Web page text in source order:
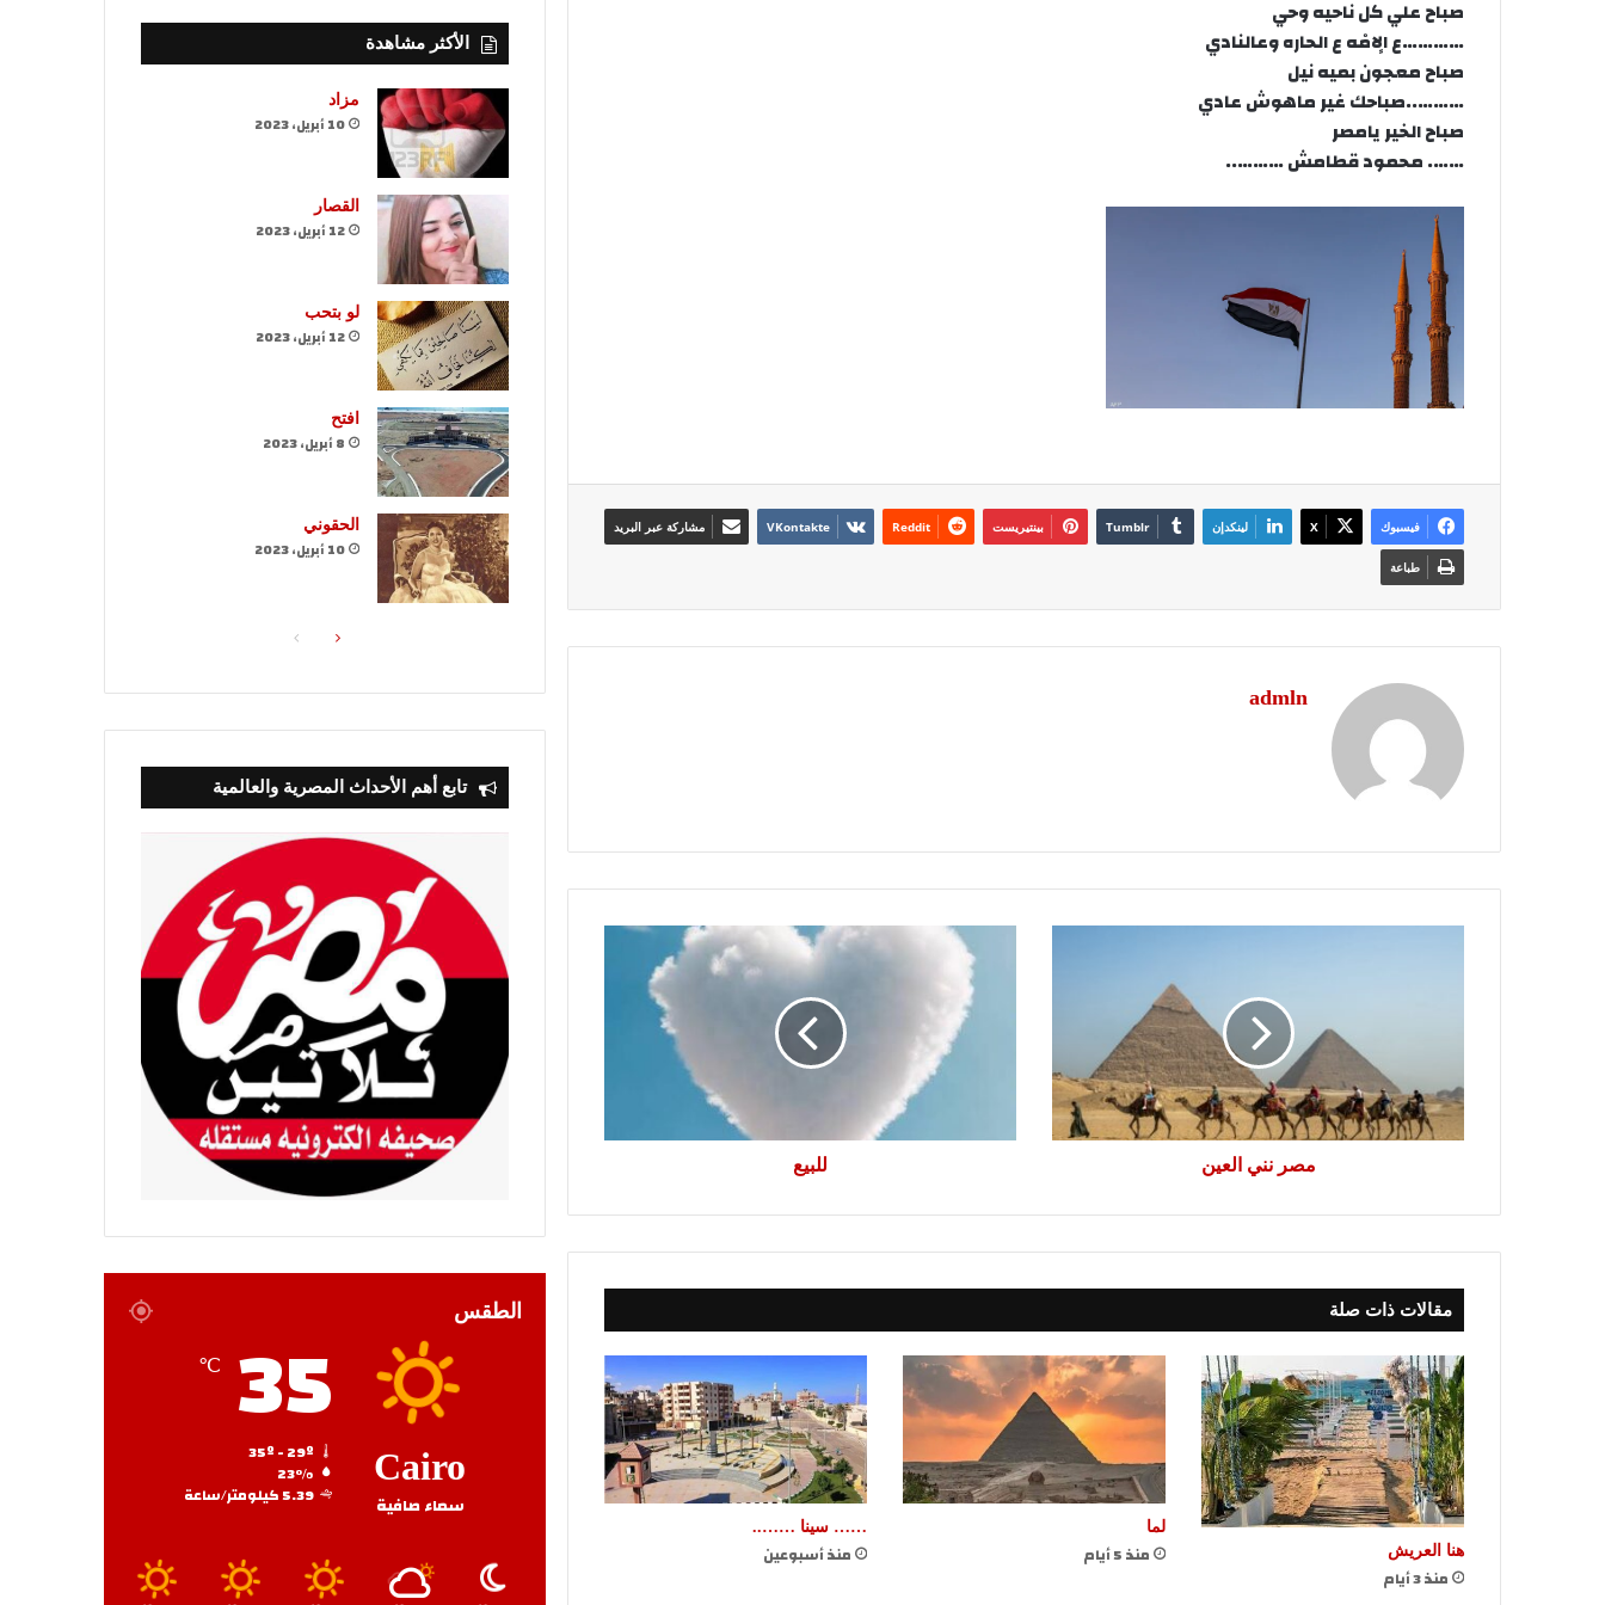
صباح علي كل ناحيه وحي
…………ع الٍامْه ع الحاره وعالنادي
صباح معجون بميه نيل
………..صباحك غير ماهوش عادي
صباح الخير يامصر
……. محمود قطامش ………..
فيسبوك ‫X لينكدإن بينتيريست مشاركة عبر البريد
طباعة
admln
مصر نني العين للبيع
مقالات ذات صلة
هنا العريش
منذ 3 أيام
لما
منذ 5 أيام
…… سينا ……..
منذ أسبوعين
الأكثر مشاهدة
مزاد
10 أبريل، 2023
القصار
12 أبريل، 2023
لو بتحب
12 أبريل، 2023
افتح
8 أبريل، 2023
الحقوني
10 أبريل، 2023
الصفحةالصفحة
تابع أهم الأحداث المصرية والعالمية
الطقس
Cairo
سماء صافية
35
℃
23%
5.39 كيلومتر/ساعة